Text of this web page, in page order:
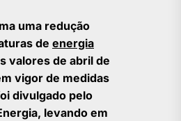
uma redução
de energia
valores de abril de
vigor de medidas
divulgado pelo
levando em